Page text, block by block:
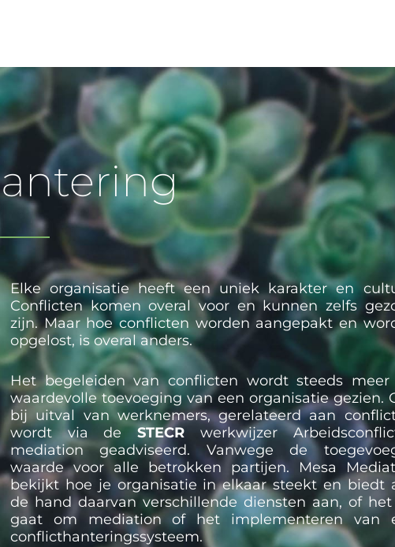
Elke organisatie heeft een uniek karakter en
Conflicten komen overal voor en kunnen zelfs
zijn. Maar hoe conflicten worden aangepakt en
opgelost, is overal anders.
Het begeleiden van conflicten wordt steeds meer
waardevolle toevoeging van een organisatie gezien.
bij uitval van werknemers, gerelateerd aan
wordt via deSTECR werkwijzer
mediation geadviseerd. Vanwege de
waarde voor alle betrokken partijen. Mesa
bekijkt hoe je organisatie in elkaar steekt en biedt
de hand daarvan verschillende diensten aan, of
gaat om mediation of het implementeren van
conflicthanteringssysteem.